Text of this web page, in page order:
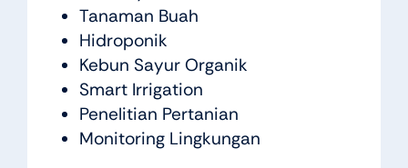
Tanaman Buah
Hidroponik
Kebun Sayur Organik
Smart Irrigation
Penelitian Pertanian
Monitoring Lingkungan